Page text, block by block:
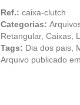
Ref.:caixa-clutch
Categorias:
Retangular,Caixas
Tags: Dia dos pais
Arquivo publicado